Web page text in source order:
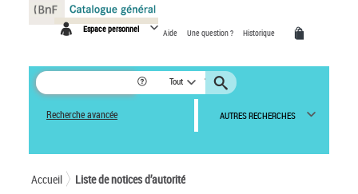
Espace personnel Aide Une question ? Historique
Tout
Recherche avancée AUTRES RECHERCHES
Accueil Liste de notices d’autorité
Panneau de gestion des cookies